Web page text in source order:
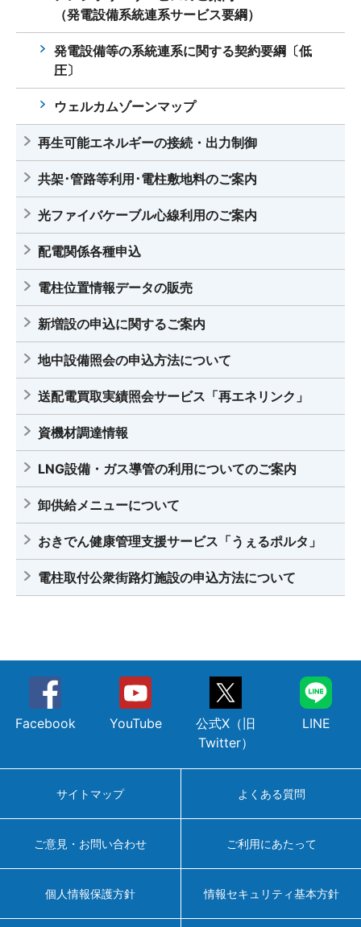
（発電設備系統連系サービス要綱）
発電設備等の系統連系に関する契約要綱〔低
圧〕
ウェルカムゾーンマップ
再生可能エネルギーの接続・出力制御
共架･管路等利用･電柱敷地料のご案内
光ファイバケーブル心線利用のご案内
配電関係各種申込
電柱位置情報データの販売
新増設の申込に関するご案内
地中設備照会の申込方法について
送配電買取実績照会サービス「再エネリンク」
資機材調達情報
LNG設備・ガス導管の利用についてのご案内
卸供給メニューについて
おきでん健康管理支援サービス「うぇるポルタ」
電柱取付公衆街路灯施設の申込方法について
Facebook YouTube
公式X（旧
Twitter）
LINE
サイトマップ よくある質問
ご意見・お問い合わせ ご利用にあたって
個人情報保護方針 情報セキュリティ基本方針